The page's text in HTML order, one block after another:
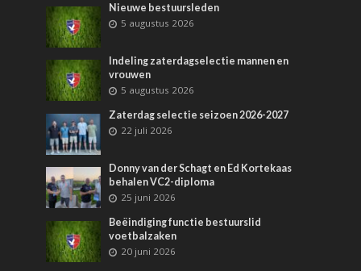
Nieuwe bestuursleden
5 augustus 2026
Indeling zaterdagselectie mannen en
vrouwen
5 augustus 2026
Zaterdag selectie seizoen 2026-2027
22 juli 2026
Donny van der Schagt en Ed Kortekaas
behalen VC2-diploma
25 juni 2026
Beëindiging functie bestuurslid
voetbalzaken
20 juni 2026